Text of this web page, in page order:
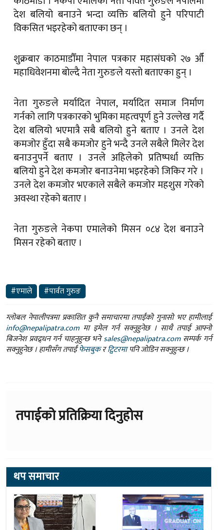
शुक्रबार काठमाडौँमा नेपाल पत्रकार महासंघको २७ औँ
नेता गुरुङले मर्यादित नेपाल, मर्यादित समाज निर्माण
देश बलियो भएमात्रै सबै बलियो हुने बताए । उनले देश
कमजोर हुँदा सबै कमजोर हुने भन्दै उनले सबैले मिलेर देश
बनाउनुपर्ने बताए । उनले अहिलेको प्रतिष्पर्धा व्यक्ति
बलियो हुने देश कमजोर बनाउनेमा भइरहेको जिकिर गरे ।
उनले देश कमजोर भएकाले सबैले कमजोर महशुस गरेको
अवस्था रहेको बताए ।
नेता गुरुङले नेकपा एमालेको मिसन ०८४ देश बनाउने
ग्लोबल नेपालीपत्रमा प्रकाशित कुनै समाचारमा तपाईंको गुनासो भए हामीलाई
info@nepalipatra.comमा इमेल गर्न सक्नुहुनेछ । साथै तपाई आफ्नो
सक्नुहुनेछ । हामीसँग तपाईंफेसबुकरट्विटरमापनि जोडिन सक्नुहुन्छ ।